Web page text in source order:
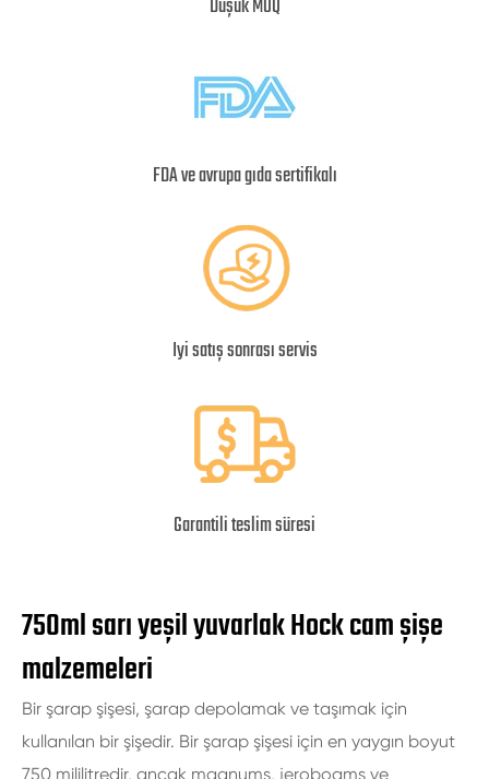
Düşük MOQ
FDA ve avrupa gıda sertifikalı
Iyi satış sonrası servis
Garantili teslim süresi
750ml sarı yeşil yuvarlak Hock cam şişe
malzemeleri
Bir şarap şişesi, şarap depolamak ve taşımak için
kullanılan bir şişedir. Bir şarap şişesi için en yaygın boyut
750 mililitredir, ancak magnums, jeroboams ve